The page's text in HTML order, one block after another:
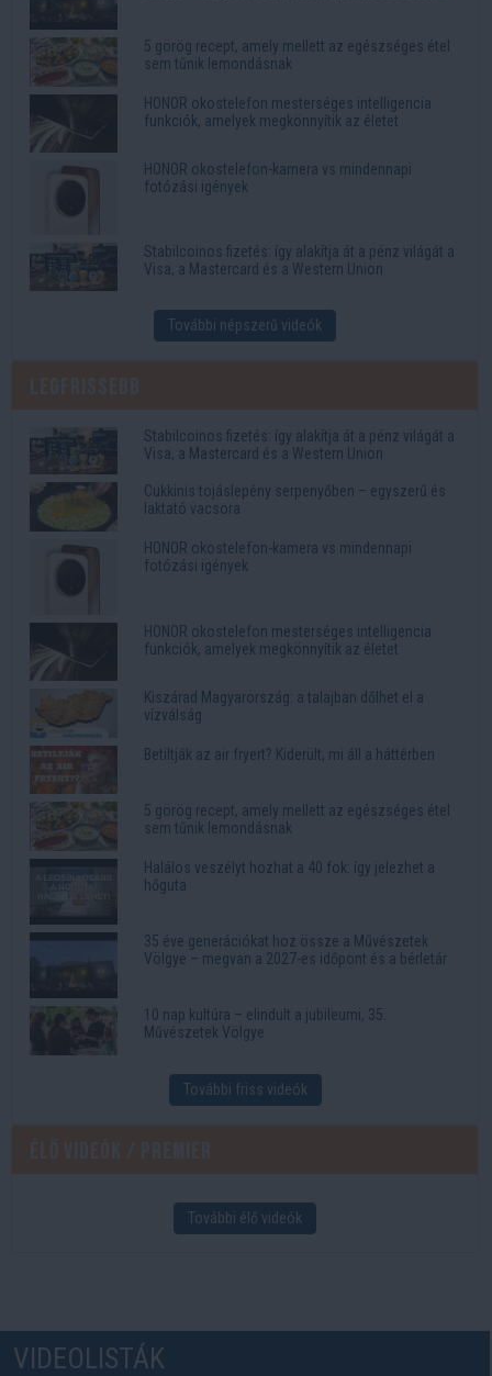
5 görög recept, amely mellett az egészséges étel
sem tűnik lemondásnak
HONOR okostelefon mesterséges intelligencia
funkciók, amelyek megkönnyítik az életet
HONOR okostelefon-kamera vs mindennapi
fotózási igények
Stabilcoinos fizetés: így alakítja át a pénz világát a
Visa, a Mastercard és a Western Union
További népszerű videók
Stabilcoinos fizetés: így alakítja át a pénz világát a
Visa, a Mastercard és a Western Union
Cukkinis tojáslepény serpenyőben – egyszerű és
laktató vacsora
HONOR okostelefon-kamera vs mindennapi
fotózási igények
HONOR okostelefon mesterséges intelligencia
funkciók, amelyek megkönnyítik az életet
Kiszárad Magyarország: a talajban dőlhet el a
vízválság
Betiltják az air fryert? Kiderült, mi áll a háttérben
5 görög recept, amely mellett az egészséges étel
sem tűnik lemondásnak
Halálos veszélyt hozhat a 40 fok: így jelezhet a
hőguta
35 éve generációkat hoz össze a Művészetek
Völgye – megvan a 2027-es időpont és a bérletár
10 nap kultúra – elindult a jubileumi, 35.
Művészetek Völgye
További friss videók
További élő videók
VIDEOLISTÁK